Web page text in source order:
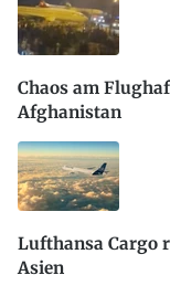
Chaos am
Afghanistan
Lufthansa Cargo
Asien